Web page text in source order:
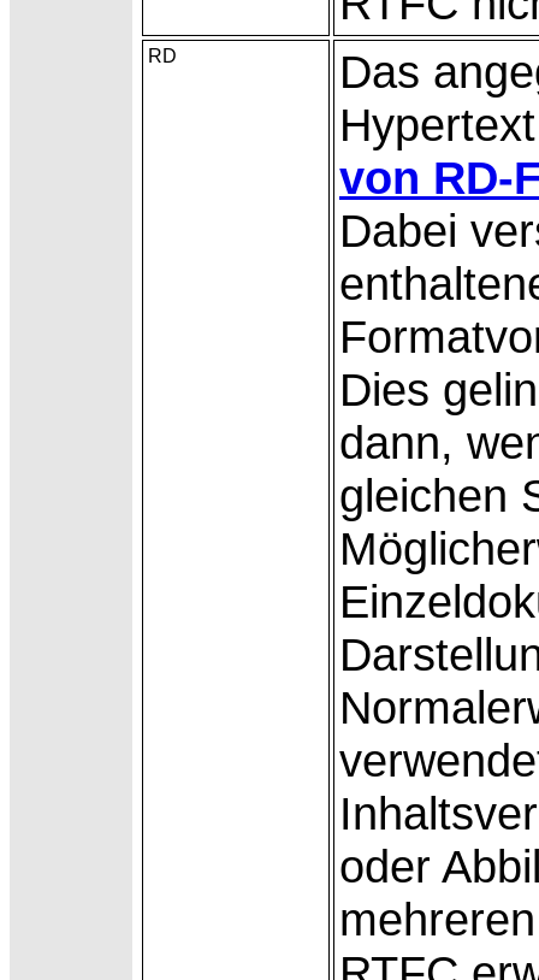
RD
Das
von RD-
Dabei
Dies
dann,
gleichen
oder